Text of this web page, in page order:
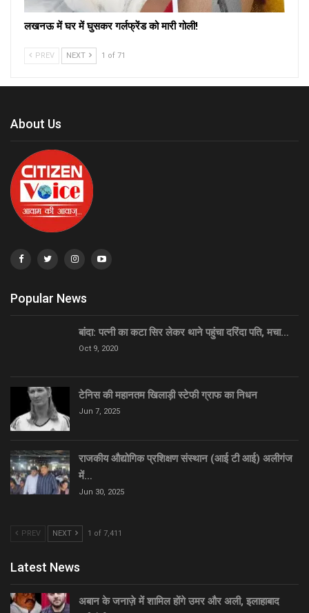
लखनऊ में घर में घुसकर गर्लफ्रेंड को मारी गोली!
PREV NEXT 1 of 71
About Us
Popular News
बांदा: पत्नी का कटा सिर लेकर थाने पहुंचा दरिंदा पति, मचा…
Oct 9, 2020
टेनिस की महानतम खिलाड़ी स्टेफी ग्राफ का निधन
Jun 7, 2025
राजकीय औद्योगिक प्रशिक्षण संस्थान (आई टी आई) अलीगंज
में…
Jun 30, 2025
PREV NEXT 1 of 7,411
Latest News
अबान के जनाज़े में शामिल होंगे उमर और अली, इलाहाबाद